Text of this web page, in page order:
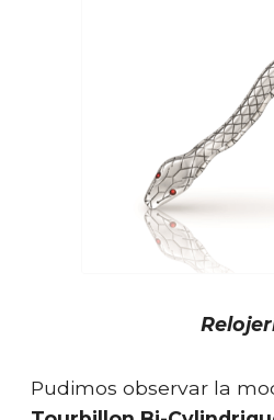
Pudimos observar la